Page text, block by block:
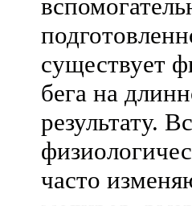
существует
бега на
результату.
часто